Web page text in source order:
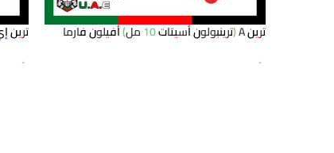
ترين A (ترينبولون أسيتات 10 مل) أفيلون فارما ترين إي